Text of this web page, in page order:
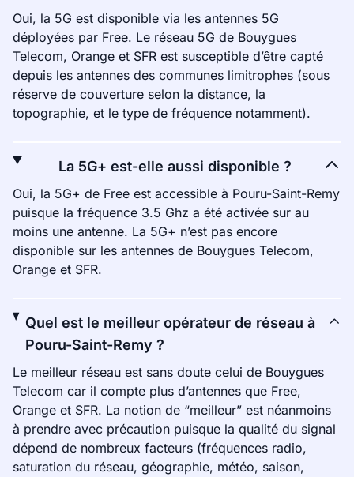
Oui, la 5G est disponible via les antennes 5G
déployées par Free. Le réseau 5G de Bouygues
Telecom, Orange et SFR est susceptible d’être capté
depuis les antennes des communes limitrophes (sous
réserve de couverture selon la distance, la
topographie, et le type de fréquence notamment).
La 5G+ est-elle aussi disponible ?
Oui, la 5G+ de Free est accessible à Pouru-Saint-Remy
puisque la fréquence 3.5 Ghz a été activée sur au
moins une antenne. La 5G+ n’est pas encore
disponible sur les antennes de Bouygues Telecom,
Orange et SFR.
Quel est le meilleur opérateur de réseau à
Pouru-Saint-Remy ?
Le meilleur réseau est sans doute celui de Bouygues
Telecom car il compte plus d’antennes que Free,
Orange et SFR. La notion de “meilleur” est néanmoins
à prendre avec précaution puisque la qualité du signal
dépend de nombreux facteurs (fréquences radio,
saturation du réseau, géographie, météo, saison,